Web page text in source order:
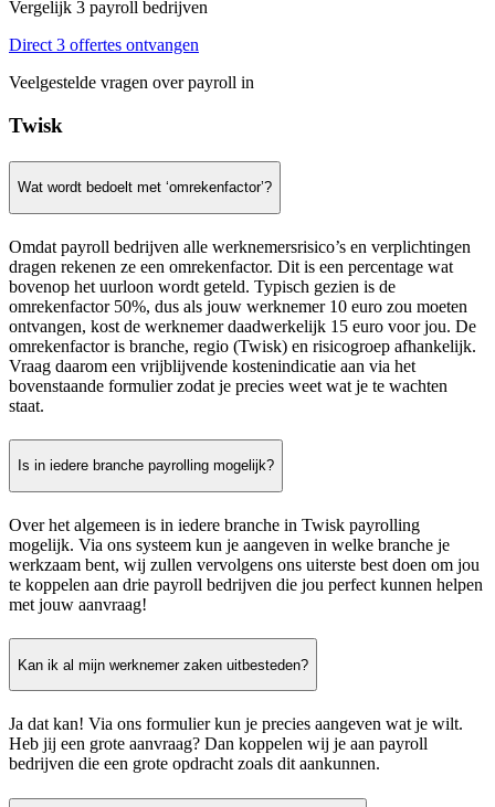
Vergelijk 3 payroll bedrijven
Direct 3 offertes ontvangen
Veelgestelde vragen over payroll in
Twisk
Wat wordt bedoelt met ‘omrekenfactor’?
Omdat payroll bedrijven alle werknemersrisico’s en verplichtingen
dragen rekenen ze een omrekenfactor. Dit is een percentage wat
bovenop het uurloon wordt geteld. Typisch gezien is de
omrekenfactor 50%, dus als jouw werknemer 10 euro zou moeten
ontvangen, kost de werknemer daadwerkelijk 15 euro voor jou. De
omrekenfactor is branche, regio (Twisk) en risicogroep afhankelijk.
Vraag daarom een vrijblijvende kostenindicatie aan via het
bovenstaande formulier zodat je precies weet wat je te wachten
staat.
Is in iedere branche payrolling mogelijk?
Over het algemeen is in iedere branche in Twisk payrolling
mogelijk. Via ons systeem kun je aangeven in welke branche je
werkzaam bent, wij zullen vervolgens ons uiterste best doen om jou
te koppelen aan drie payroll bedrijven die jou perfect kunnen helpen
met jouw aanvraag!
Kan ik al mijn werknemer zaken uitbesteden?
Ja dat kan! Via ons formulier kun je precies aangeven wat je wilt.
Heb jij een grote aanvraag? Dan koppelen wij je aan payroll
bedrijven die een grote opdracht zoals dit aankunnen.